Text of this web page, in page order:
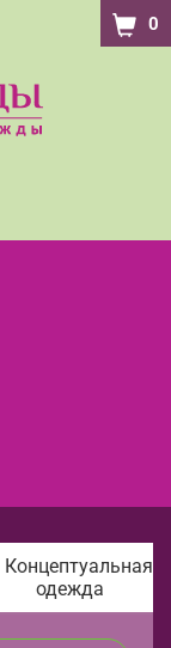
0
Концептуальная
одежда